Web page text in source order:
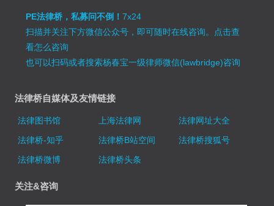
PE法律桥，私募问不倒！7x24
扫描并关注下方微信公众号，即可随时在线咨询。 点击查
看怎么咨询
也可以扫码或者搜索杨春宝一级律师微信(lawbridge)咨询
法律桥自媒体及友情链接
法律图书馆 上海法律网
法律网址大全
法律桥-知乎
法律桥B站空间
法律桥搜狐号
法律桥微博
法律桥头条
关注&咨询